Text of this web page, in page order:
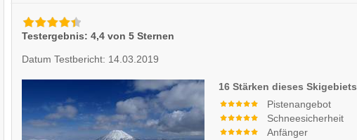
Testergebnis: 4,4 von 5 Sternen
Datum Testbericht: 14.03.2019
16 Stärken dieses Skigebiets
Pistenangebot
Schneesicherheit
Anfänger